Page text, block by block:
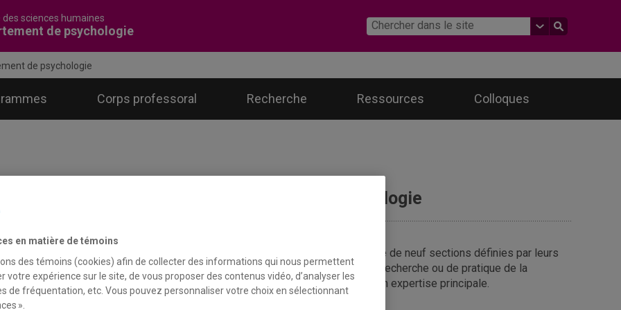
des sciences humaines
de psychologie
de psychologie
Corps professoral Recherche Ressources Colloques
sections composant le département de psychologie
département de psychologie de l’UQAM présente la particularité d’être composé de neuf sections définies par leurs
ou leurs sujets d’études. Chaque section reflète ainsi une spécialité de recherche ou de pratique de la
et chaque professeur.re est associé.e à une section en fonction de son expertise principale.
en matière de témoins
des témoins (cookies) afin de collecter des informations qui nous permettent
votre expérience sur le site, de vous proposer des contenus vidéo, d’analyser les
de fréquentation, etc. Vous pouvez personnaliser votre choix en sélectionnant
».